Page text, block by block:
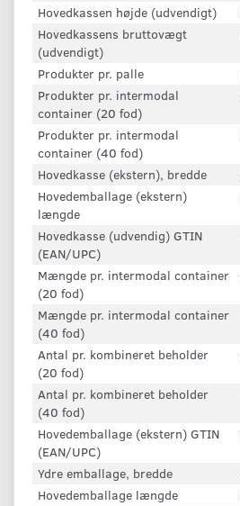
Hovedkassen højde (udvendigt)
Hovedkassens bruttovægt
(udvendigt)
Produkter pr. palle
Produkter pr. intermodal
container (20 fod)
Produkter pr. intermodal
container (40 fod)
Hovedkasse (ekstern), bredde
Hovedemballage (ekstern)
længde
Hovedkasse (udvendig) GTIN
(EAN/UPC)
Mængde pr. intermodal container
(20 fod)
Mængde pr. intermodal container
(40 fod)
Antal pr. kombineret beholder
(20 fod)
Antal pr. kombineret beholder
(40 fod)
Hovedemballage (ekstern) GTIN
(EAN/UPC)
Ydre emballage, bredde
Hovedemballage længde